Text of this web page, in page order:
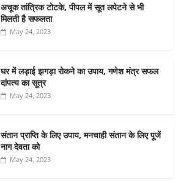
अचूक तांत्रिक टोटके, पीपल में सूत लपेटने से भी
मिलती है सफलता
May 24, 2023
घर में लड़ाई झगड़ा रोकने का उपाय, गणेश मंत्र सफल
दांपत्य का सूत्र
May 24, 2023
संतान प्राप्ति के लिए उपाय, मनचाही संतान के लिए पूजें
नाग देवता को
May 24, 2023